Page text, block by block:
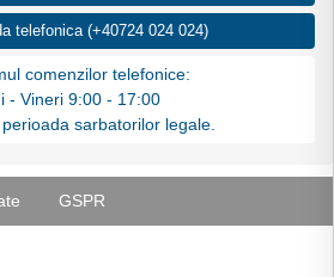
telefonica (+40724 024 024)
comenzilor telefonice:
- Vineri 9:00 - 17:00
sarbatorilor legale.
GSPR